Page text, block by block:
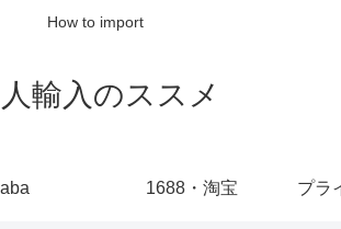
How to import
輸入のススメ
1688・淘宝 プラ